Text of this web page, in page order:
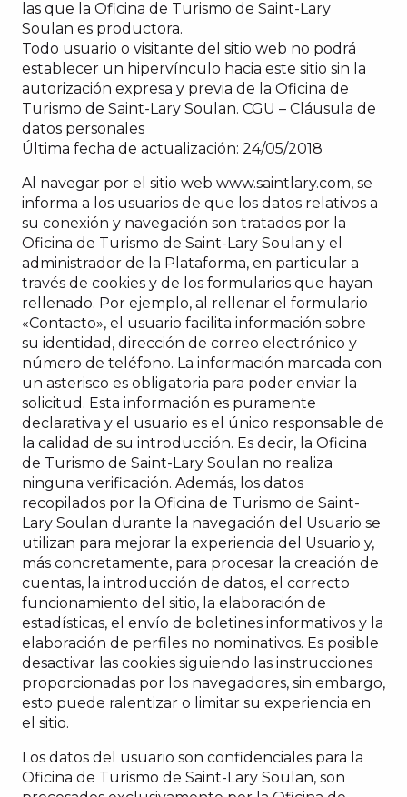
las que la Oficina de Turismo de Saint-Lary
Soulan es productora.
Todo usuario o visitante del sitio web no podrá
establecer un hipervínculo hacia este sitio sin la
autorización expresa y previa de la Oficina de
Turismo de Saint-Lary Soulan. CGU – Cláusula de
datos personales
Última fecha de actualización: 24/05/2018
Al navegar por el sitio web www.saintlary.com, se
informa a los usuarios de que los datos relativos a
su conexión y navegación son tratados por la
Oficina de Turismo de Saint-Lary Soulan y el
administrador de la Plataforma, en particular a
través de cookies y de los formularios que hayan
rellenado. Por ejemplo, al rellenar el formulario
«Contacto», el usuario facilita información sobre
su identidad, dirección de correo electrónico y
número de teléfono. La información marcada con
un asterisco es obligatoria para poder enviar la
solicitud. Esta información es puramente
declarativa y el usuario es el único responsable de
la calidad de su introducción. Es decir, la Oficina
de Turismo de Saint-Lary Soulan no realiza
ninguna verificación. Además, los datos
recopilados por la Oficina de Turismo de Saint-
Lary Soulan durante la navegación del Usuario se
utilizan para mejorar la experiencia del Usuario y,
más concretamente, para procesar la creación de
cuentas, la introducción de datos, el correcto
funcionamiento del sitio, la elaboración de
estadísticas, el envío de boletines informativos y la
elaboración de perfiles no nominativos. Es posible
desactivar las cookies siguiendo las instrucciones
proporcionadas por los navegadores, sin embargo,
esto puede ralentizar o limitar su experiencia en
el sitio.
Los datos del usuario son confidenciales para la
Oficina de Turismo de Saint-Lary Soulan, son